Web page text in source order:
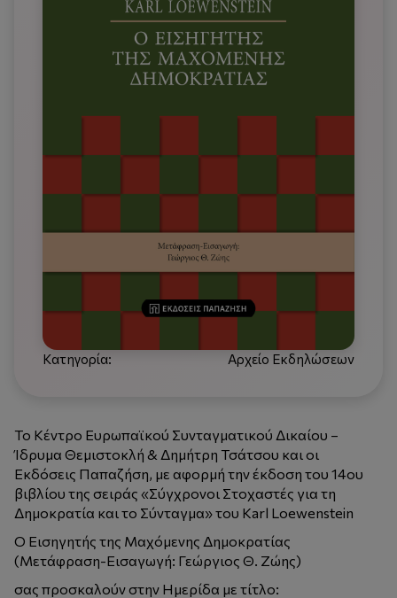
Κατηγορία: Αρχείο Εκδηλώσεων
Το Κέντρο Ευρωπαϊκού Συνταγματικού Δικαίου –
Ίδρυμα Θεμιστοκλή & Δημήτρη Τσάτσου και οι
Εκδόσεις Παπαζήση, με αφορμή την έκδοση του 14ου
βιβλίου της σειράς «Σύγχρονοι Στοχαστές για τη
Δημοκρατία και το Σύνταγμα» του Karl Loewenstein
Ο Εισηγητής της Μαχόμενης Δημοκρατίας
(Μετάφραση-Εισαγωγή: Γεώργιος Θ. Ζώης)
σας προσκαλούν στην Ημερίδα με τίτλο: